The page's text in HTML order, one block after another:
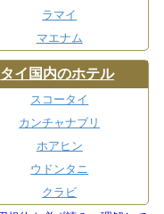
ラマイ
マエナム
タイ国内のホテル
スコータイ
カンチャナブリ
ホアヒン
ウドンタニ
クラビ